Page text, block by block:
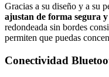
Gracias a su diseño y a su
ajustan de forma segura
redondeada sin bordes
permiten que puedas
Conectividad